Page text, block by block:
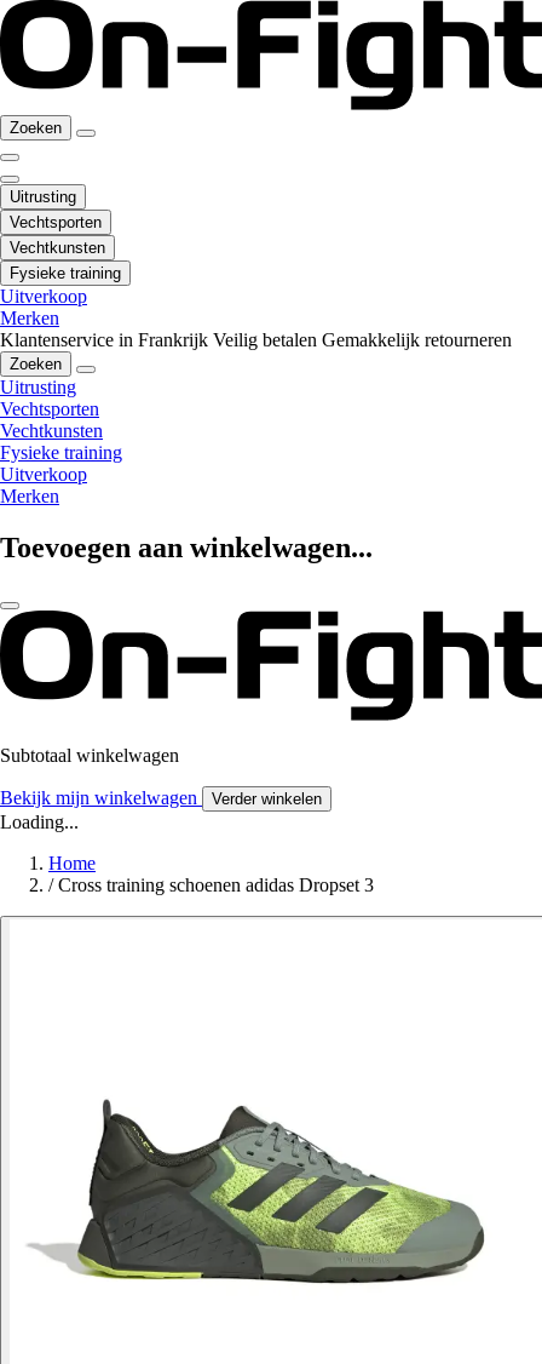
Zoeken
Uitrusting
Vechtsporten
Vechtkunsten
Fysieke training
Uitverkoop
Merken
Klantenservice in Frankrijk Veilig betalen Gemakkelijk retourneren
Zoeken
Uitrusting
Vechtsporten
Vechtkunsten
Fysieke training
Uitverkoop
Merken
Toevoegen aan winkelwagen...
Subtotaal winkelwagen
Bekijk mijn winkelwagen Verder winkelen
Loading...
Home
/ Cross training schoenen adidas Dropset 3